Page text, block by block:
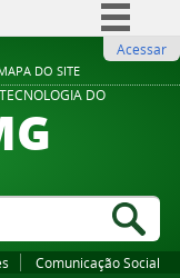
DO SITE
BR
Participe
Legislação
Acessar
DO
Comunicação Social